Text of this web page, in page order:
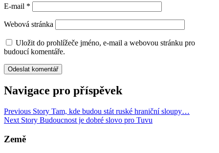
E-mail *
Webová stránka
Uložit do prohlížeče jméno, e-mail a webovou stránku pro
budoucí komentáře.
Navigace pro příspěvek
Previous Story Tam, kde budou stát ruské hraniční sloupy…
Next Story Budoucnost je dobré slovo pro Tuvu
Země